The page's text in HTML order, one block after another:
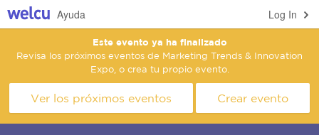
Log In
Ayuda
Este evento ya ha finalizado
Revisa los próximos eventos de Marketing Trends & Innovation
Expo, o crea tu propio evento.
Ver los próximos eventos Crear evento